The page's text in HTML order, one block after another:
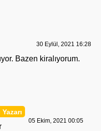
30 Eylül, 2021 16:28
Bazen kiralıyorum.
05 Ekim, 2021 00:05